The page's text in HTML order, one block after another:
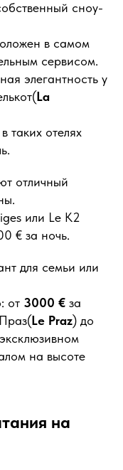
сноу-
в самом
сервисом.
элегантность у
La
таких отелях
отличный
или Le K2
€ за ночь.
для семьи или
от 3000 € за
Le Praz) до
на высоте
на